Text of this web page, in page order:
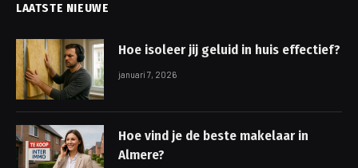
LAATSTE NIEUWE
Hoe isoleer jij geluid in huis effectief?
januari 7, 2026
Hoe vind je de beste makelaar in
Almere?